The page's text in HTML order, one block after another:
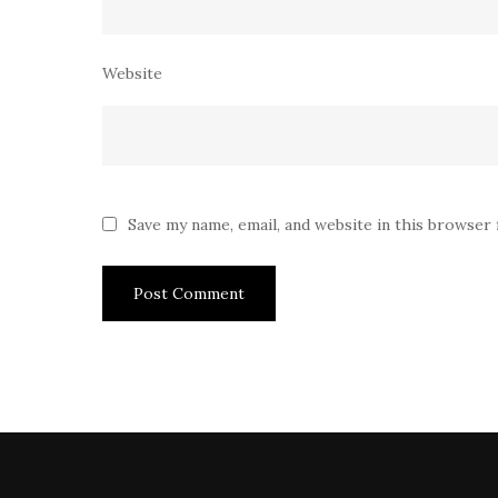
Website
Save my name, email, and website in this